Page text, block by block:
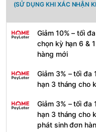
(SỬ DỤNG KHI XÁC NHẬN
Giảm 10% – tối
chọn kỳ hạn 6 &
hàng mới
Giảm 3% – tối
hạn 3 tháng cho
Giảm 3% – tối
hạn 3 tháng cho
phát sinh đơn